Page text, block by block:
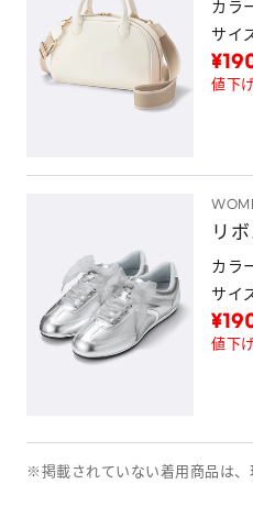
カラ
サイ
値下
リ
カラ
サイ
値下
※掲載されていない着用商品は、